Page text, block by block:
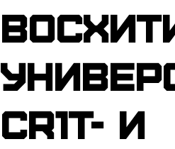
Cr1t- и